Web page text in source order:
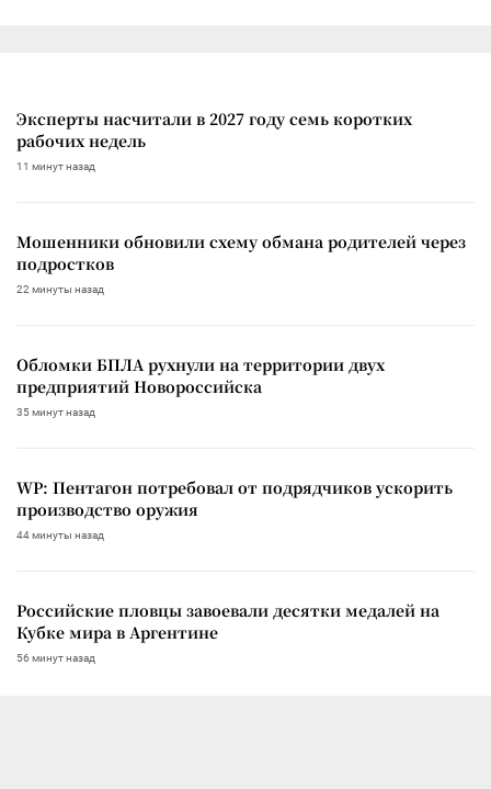
Эксперты насчитали в 2027 году семь коротких
рабочих недель
11 минут назад
Мошенники обновили схему обмана родителей через
подростков
22 минуты назад
Обломки БПЛА рухнули на территории двух
предприятий Новороссийска
35 минут назад
WP: Пентагон потребовал от подрядчиков ускорить
производство оружия
44 минуты назад
Российские пловцы завоевали десятки медалей на
Кубке мира в Аргентине
56 минут назад